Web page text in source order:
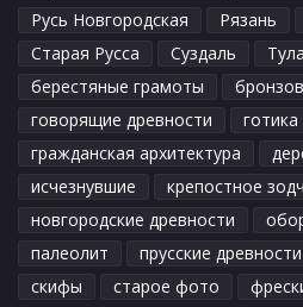
Русь Новгородская
Рязань
Старая Русса
Суздаль Тула
берестяные грамоты
говорящие древности
готика
гражданская архитектура
исчезнувшие
крепостное
новгородские древности
палеолит
прусские древности
скифы
старое фото